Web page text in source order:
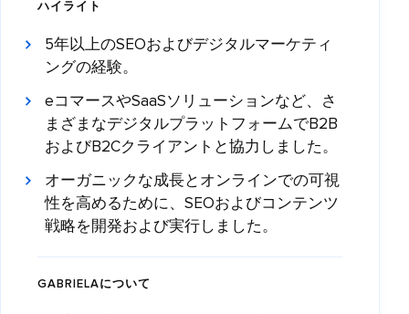
ハイライト
5年以上のSEOおよびデジタルマーケティ
ングの経験。
eコマースやSaaSソリューションなど、さ
まざまなデジタルプラットフォームでB2B
およびB2Cクライアントと協力しました。
オーガニックな成長とオンラインでの可視
性を高めるために、SEOおよびコンテンツ
戦略を開発および実行しました。
GABRIELAについて